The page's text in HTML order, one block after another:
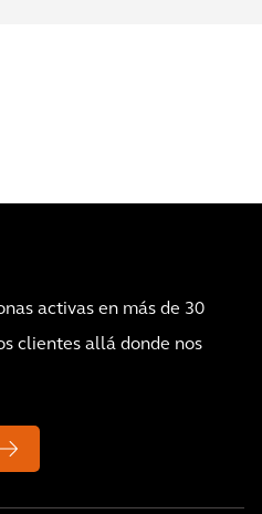
activas en más de 30
clientes allá donde nos